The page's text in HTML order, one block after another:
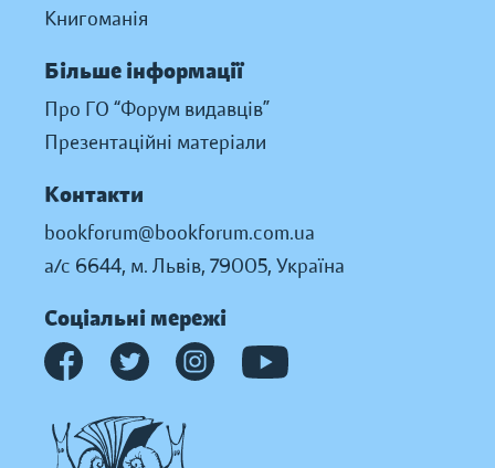
Книгоманія
Більше інформації
Про ГО “Форум видавців”
Презентаційні матеріали
Контакти
bookforum@bookforum.com.ua
а/с 6644, м. Львів, 79005, Україна
Соціальні мережі